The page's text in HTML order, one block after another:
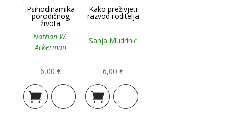
Psihodinamika
porodičnog
života
Nathan W.
Ackerman
6,00 €
Dodaj u
košaricu
Kako preživjeti
razvod roditelja
Sanja Mudrinić
6,00€
Dodaj u
košaricu